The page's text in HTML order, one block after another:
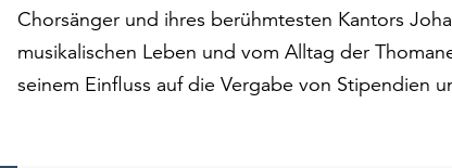
Chorsänger und ihres berühmtesten Kantors
musikalischen Leben und vom Alltag der
seinem Einfluss auf die Vergabe von Stipendien